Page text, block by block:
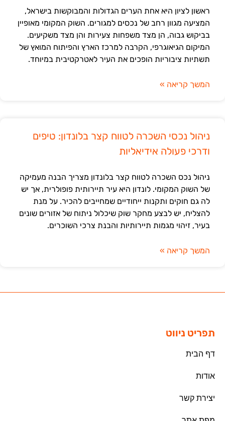
ראשון לציון היא אחת הערים הגדולות והמבוקשות בישראל,
המציעה מגוון רחב של נכסים למגורים. השוק המקומי מאופיין
בביקוש גבוה, הן מצד משפחות צעירות והן מצד משקיעים.
המיקום הגיאוגרפי, הקרבה למרכז הארץ והפיתוח המואץ של
תשתיות ציבוריות הופכים את העיר לאטרקטיבית במיוחד.
המשך קריאה »
ניהול נכסי השכרה לטווח קצר בלונדון: טיפים
ודרכי פעולה אידיאליות
ניהול נכס השכרה לטווח קצר בלונדון מצריך הבנה מעמיקה
של השוק המקומי. לונדון היא עיר תיירותית פופולרית, אך יש
לה גם חוקים ותקנות ייחודיים שמחייבים להכיר. על מנת
להצליח, יש לבצע מחקר שוק שיכלול ניתוח של אזורים שונים
בעיר, זיהוי מגמות תיירותיות והבנת צרכי השוכרים.
המשך קריאה »
תפריט ניווט
דף הבית
אודות
יצירת קשר